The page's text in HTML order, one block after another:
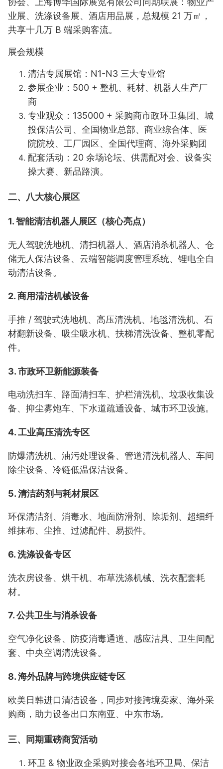
业展、洗涤设备展、酒店用品展，总规模 21 万㎡，
共享十几万 B 端采购客流。
展会规模
清洁专属展馆：N1-N3 三大专业馆
参展企业：500 + 整机、耗材、机器人生产厂
商
专业观众：135000 + 采购商市政环卫集团、城
投保洁公司、全国物业总部、商业综合体、医
院院校、工厂园区、全国代理商、海外采购团
配套活动：20 余场论坛、供需配对会、设备实
操大赛、新品路演。
二、八大核心展区
1. 智能清洁机器人展区（核心亮点）
无人驾驶洗地机、清扫机器人、酒店消杀机器人、仓
储无人保洁设备、云端智能调度管理系统、锂电全自
动清洁设备。
2. 商用清洁机械设备
手推 / 驾驶式洗地机、高压清洗机、地毯清洗机、 石
材翻新设备、吸尘吸水机、扶梯清洗设备、整机零配
件。
3. 市政环卫新能源装备
电动洗扫车、路面清扫车、护栏清洗机、垃圾收集设
备、 抑尘雾炮车、下水道疏通设备、城市环卫设施。
4. 工业高压清洗专区
防爆清洗机、油污处理设备、管道清洗机器人、车间
除尘设备、冷链低温保洁设备。
5. 清洁药剂与耗材展区
环保清洁剂、消毒水、地面防滑剂、除垢剂、超细纤
维抹布、尘推、过滤配件、易损件。
6. 洗涤设备专区
洗衣房设备、烘干机、布草洗涤机械、洗衣配套耗
材。
7. 公共卫生与消杀设备
空气净化设备、防疫消毒通道、感应洁具、卫生间配
套、中央空调清洗设备。
8. 海外品牌与跨境供应链专区
欧美日韩进口清洁设备，同步对接跨境卖家、海外采
购商，助力设备出口东南亚、中东市场。
三、同期重磅商贸活动
环卫 & 物业政企采购对接会各地环卫局、保洁